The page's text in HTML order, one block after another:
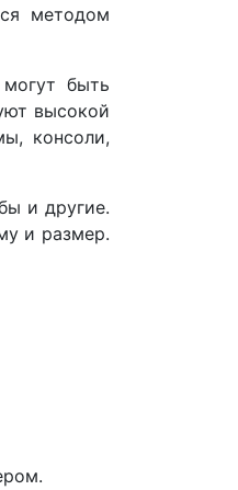
методом
быть
высокой
консоли,
и другие.
и размер.